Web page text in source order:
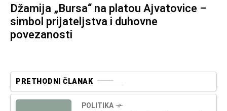
Džamija „Bursa“ na platou Ajvatovice –
simbol prijateljstva i duhovne
povezanosti
PRETHODNI ČLANAK
POLITIKA